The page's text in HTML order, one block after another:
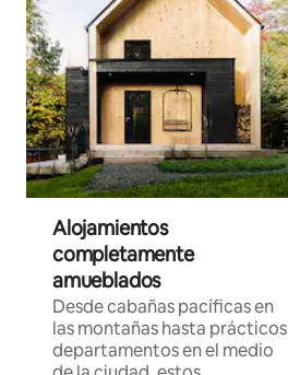
Alojamientos
completamente
amueblados
Desde cabañas pacíficas en
las montañas hasta prácticos
departamentos en el medio